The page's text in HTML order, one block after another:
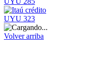
UYU 323
Volver arriba